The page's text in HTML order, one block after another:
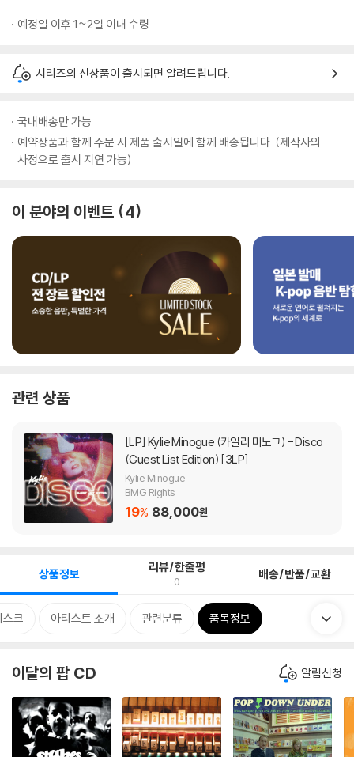
예정일 이후 1~2일 이내 수령
시리즈의 신상품이 출시되면 알려드립니다.
국내배송만 가능
예약상품과 함께 주문 시 제품 출시일에 함께 배송됩니다. (제작사의
사정으로 출시 지연 가능)
이 분야의 이벤트 4
관련 상품
[LP]
(Guest List Edition) [3LP]
Kylie Minogue
BMG Rights
19% 88,000원
상품정보 리뷰/한줄평
0 배송/반품/교환
스크 아티스트 소개 관련분류 품목정보
이달의 팝 CD 알림신청